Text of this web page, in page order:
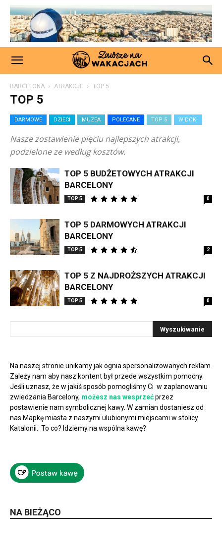
BARCELONA ATRAKCJE TOP 5
TOP 5
DARMOWE DZIECI MUZEA POLECANE TOP 5 WIDOKI
Nasze zostawienie pięciu najlepszych atrakcji,
podzielone ze według kosztów.
TOP 5 BUDŻETOWYCH ATRAKCJI
BARCELONY
TOP 5 0
TOP 5 DARMOWYCH ATRAKCJI
BARCELONY
TOP 5 2
TOP 5 Z NAJDROŻSZYCH ATRAKCJI
BARCELONY
TOP 5 0
Na naszej stronie unikamy jak ognia spersonalizowanych reklam.
Zależy nam aby nasz kontent był przede wszystkim pomocny.
Jeśli uznasz, że w jakiś sposób pomogliśmy Ci w zaplanowaniu
zwiedzania Barcelony, możesz nas wesprzećprzez
postawienie nam symbolicznej kawy. W zamian dostaniesz od
nas Mapkę miasta z naszymi ulubionymi miejscami w stolicy
Katalonii. To co? Idziemy na wspólna kawę?
NA BIEŻĄCO